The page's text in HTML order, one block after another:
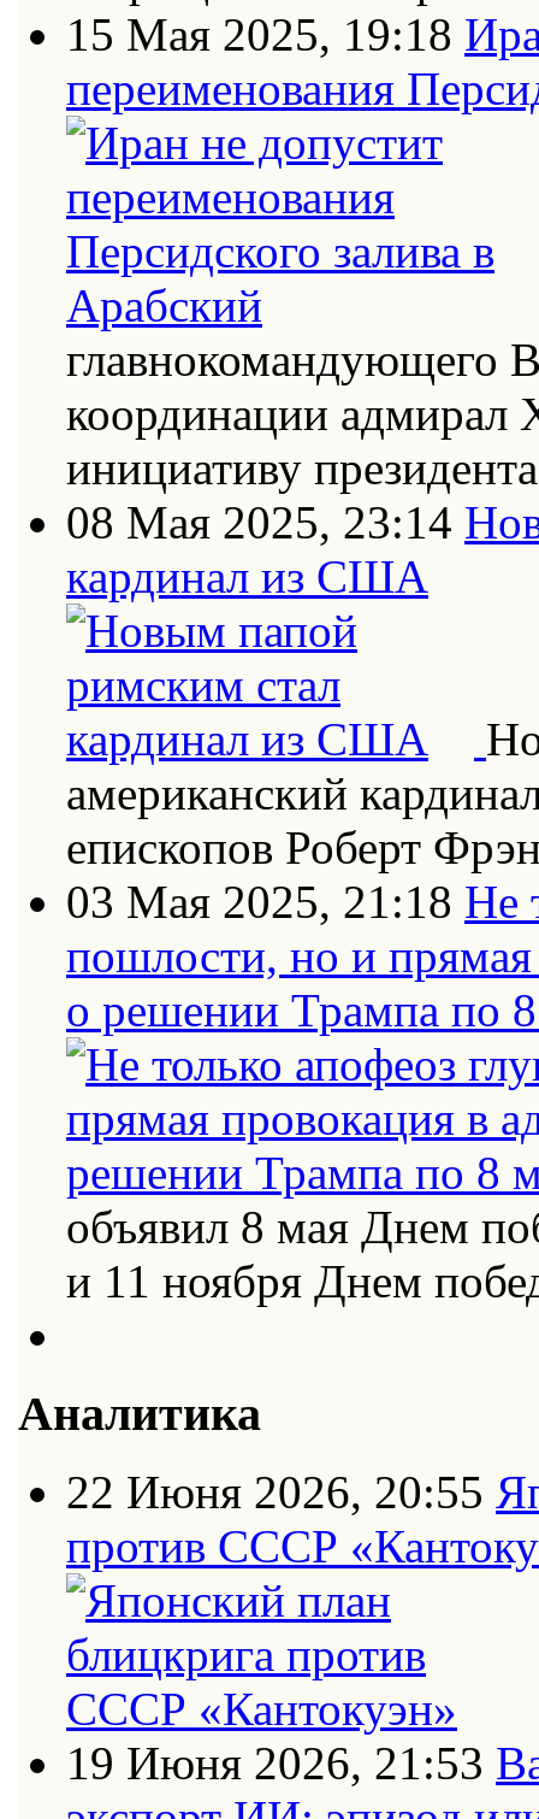
15 Мая 2025, 19:18
переименования
главнокомандующего
координации адмирал
инициативу
08 Мая 2025, 23:14
кардинал из США
американский
епископов Роберт
03 Мая 2025, 21:18 Не
пошлости, но и
о решении Трампа по
объявил 8 мая Днем
и 11 ноября Днем
Аналитика
22 Июня 2026, 20:55
против СССР
19 Июня 2026, 21:53